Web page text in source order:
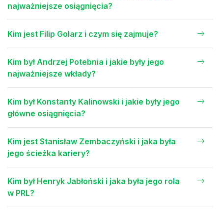
najważniejsze osiągnięcia?
Kim jest Filip Golarz i czym się zajmuje?
Kim był Andrzej Potebnia i jakie były jego
najważniejsze wkłady?
Kim był Konstanty Kalinowski i jakie były jego
główne osiągnięcia?
Kim jest Stanisław Zembaczyński i jaka była
jego ścieżka kariery?
Kim był Henryk Jabłoński i jaka była jego rola
w PRL?